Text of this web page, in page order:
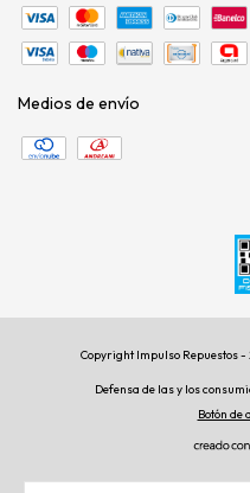
Medios de envío
Copyright Impulso Repuestos
Defensa de las y los
Botón